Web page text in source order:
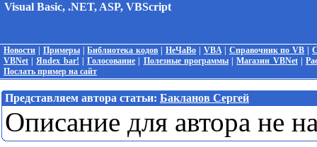
Visual Basic, .NET, ASP, VBScript
Новости Примеры|Библиотека кодов |НеЧаВо VBA| Справочник по VB |
VBNet |Яndex bar! |Голосование Полезные программы|Магазин VBNet|
Послать пример на сайт
Представляем автора статьи: Бакланов Сергей
Описание для автора не